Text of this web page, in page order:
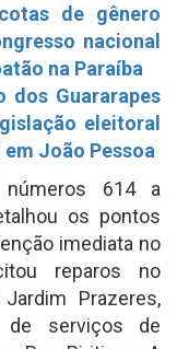
de gênero
nacional
na Paraíba
dos Guararapes
eleitoral
João Pessoa
614 a
os pontos
imediata no
reparos no
Prazeres,
de serviços de